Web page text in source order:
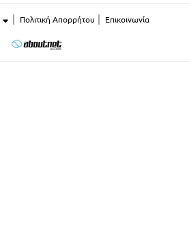
Πολιτική Απορρήτου Επικοινωνία